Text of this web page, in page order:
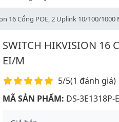
16 Cổng POE, 2 Uplink 10/100/1000
SWITCH HIKVISION 16
EI/M
Điểm đánh giá
5/5(1 đánh giá)
MÃ SẢN PHẨM: DS-3E1318P-